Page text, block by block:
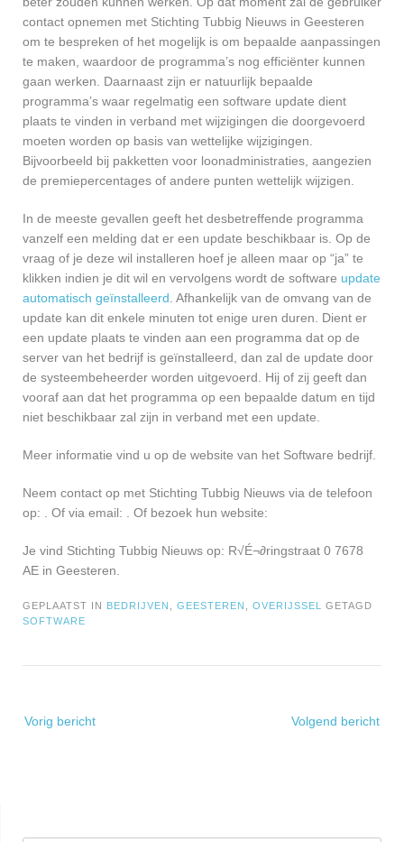
contact opnemen met Stichting Tubbig Nieuws in Geesteren
om te bespreken of het mogelijk is om bepaalde aanpassingen
te maken, waardoor de programma’s nog efficiënter kunnen
gaan werken. Daarnaast zijn er natuurlijk bepaalde
programma’s waar regelmatig een software update dient
plaats te vinden in verband met wijzigingen die doorgevoerd
moeten worden op basis van wettelijke wijzigingen.
Bijvoorbeeld bij pakketten voor loonadministraties, aangezien
de premiepercentages of andere punten wettelijk wijzigen.
In de meeste gevallen geeft het desbetreffende programma
vanzelf een melding dat er een update beschikbaar is. Op de
vraag of je deze wil installeren hoef je alleen maar op “ja” te
klikken indien je dit wil en vervolgens wordt de software update
automatisch geïnstalleerd. Afhankelijk van de omvang van de
update kan dit enkele minuten tot enige uren duren. Dient er
een update plaats te vinden aan een programma dat op de
server van het bedrijf is geïnstalleerd, dan zal de update door
de systeembeheerder worden uitgevoerd. Hij of zij geeft dan
vooraf aan dat het programma op een bepaalde datum en tijd
niet beschikbaar zal zijn in verband met een update.
Meer informatie vind u op de website van het Software bedrijf.
Neem contact op met Stichting Tubbig Nieuws via de telefoon
op: . Of via email: . Of bezoek hun website:
Je vind Stichting Tubbig Nieuws op: R√É¬∂ringstraat 0 7678
AE in Geesteren.
GEPLAATST IN BEDRIJVEN , GEESTEREN , OVERIJSSEL GETAGD
SOFTWARE
navigatie
Vorig bericht Volgend bericht